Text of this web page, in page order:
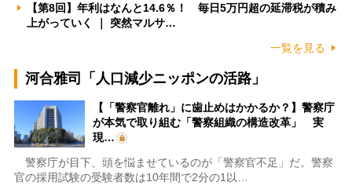
【第8回】年利はなんと14.6％！ 毎日5万円超の延滞税が積み
上がっていく ｜ 突然マルサ…
一覧を見る
河合雅司「人口減少ニッポンの活路」
【「警察官離れ」に歯止めはかかるか？】警察庁
が本気で取り組む「警察組織の構造改革」 実
現…
警察庁が目下、頭を悩ませているのが「警察官不足」だ。警察
官の採用試験の受験者数は10年間で2分の1以…